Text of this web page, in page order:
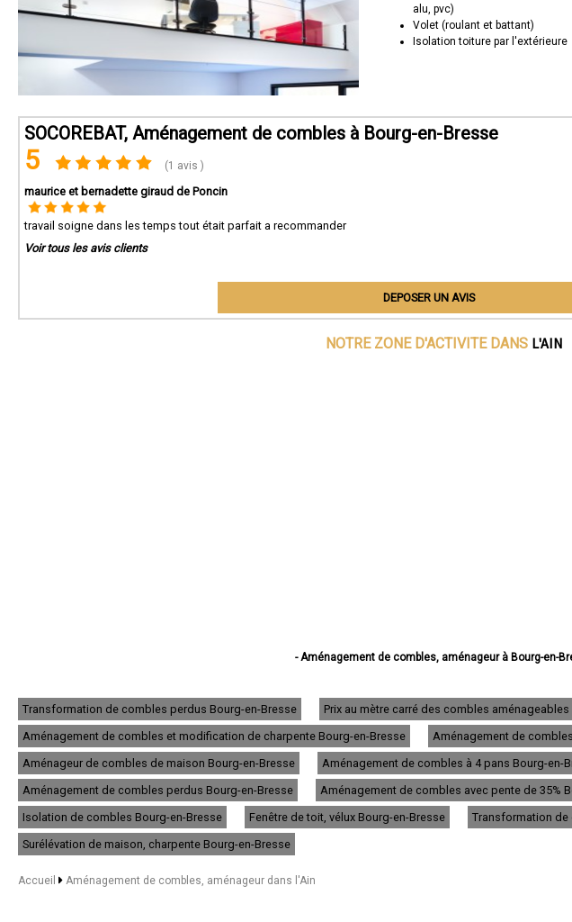
alu, pvc)
Volet (roulant et battant)
Isolation toiture par l'extérieure
SOCOREBAT, Aménagement de combles à Bourg-en-Bresse
5 (1 avis )
maurice et bernadette giraud de Poncin
travail soigne dans les temps tout était parfait a recommander
Voir tous les avis clients
DEPOSER UN AVIS
NOTRE ZONE D'ACTIVITE DANS L'AIN
- Aménagement de combles, aménageur à Bourg-en-
- Aménagement de combles, aménageur à Bellegarde-sur-
- Aménagement de combles, aménageur à Gex
- Aménagement de combles, aménageur à Miribel
- Aménagement de combles, aménageur à Belley
- Aménagement de combles, aménageur à Saint-Genis-
- Aménagement de combles, aménageur à Divonne-les-
- Aménagement de combles, aménageur à Ferney-
- Aménagement de combles, aménageur à
- Aménagement de combles, aménageur à Péronnas
Transformation de combles perdus Bourg-en-Bresse
Prix au mètre carré des combles
Aménagement de combles et modification de charpente Bourg-en-Bresse
Aménagement de
Aménageur de combles de maison Bourg-en-Bresse
Aménagement de combles à 4 pans Bourg-en-
Aménagement de combles perdus Bourg-en-Bresse
Aménagement de combles avec pente de 35%
Isolation de combles Bourg-en-Bresse
Fenêtre de toit, vélux Bourg-en-Bresse
Transformation de
Surélévation de maison, charpente Bourg-en-Bresse
Accueil Aménagement de combles, aménageur dans l'Ain